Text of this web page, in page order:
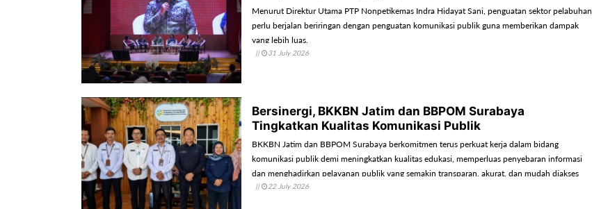
Menurut Direktur Utama PTP Nonpetikemas Indra Hidayat Sani, penguatan sektor pelabuhan
perlu berjalan beriringan dengan penguatan komunikasi publik guna memberikan dampak
yang lebih luas.
|| 31 July 2026
Bersinergi, BKKBN Jatim dan BBPOM Surabaya
Tingkatkan Kualitas Komunikasi Publik
BKKBN Jatim dan BBPOM Surabaya berkomitmen terus perkuat kerja dalam bidang
komunikasi publik demi meningkatkan kualitas edukasi, memperluas penyebaran informasi
dan menghadirkan pelayanan publik yang semakin transparan, akurat, dan mudah diakses
oleh masyarakat Jawa Timur.
|| 22 July 2026